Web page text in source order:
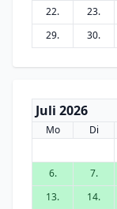
22. 23.
29.
30.
Juli 2026
Mo Di
6.
7.
13.
14.